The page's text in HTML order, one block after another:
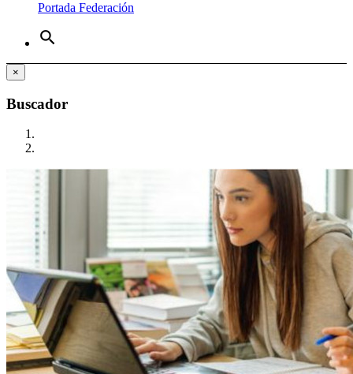
Portada Federación
search
×
Buscador